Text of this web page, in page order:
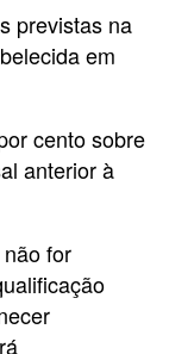
previstas na
em
cento sobre
anterior à
for